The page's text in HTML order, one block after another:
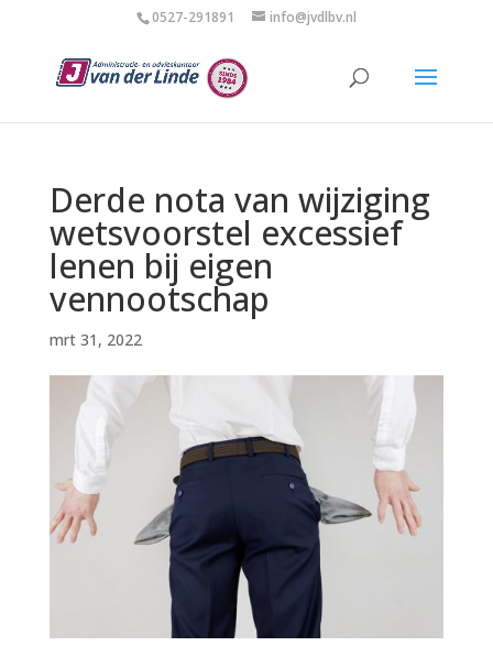
0527-291891 info@jvdlbv.nl
Derde nota van wijziging
wetsvoorstel excessief
lenen bij eigen
vennootschap
mrt 31, 2022